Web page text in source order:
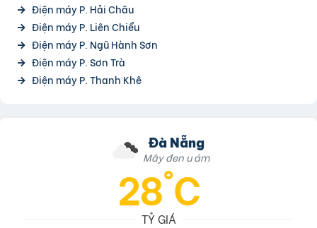
Điện máy P. Hải Châu
Điện máy P. Liên Chiểu
Điện máy P. Ngũ Hành Sơn
Điện máy P. Sơn Trà
Điện máy P. Thanh Khê
Đà Nẵng
Mây đen u ám
28°C
TỶ GIÁ